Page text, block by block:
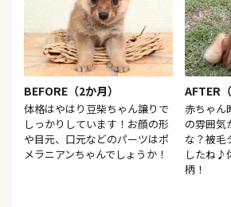
BEFORE（2か月）
体格はやはり豆柴ちゃん譲りで
しっかりしています！お顔の形
や目元、口元などのパーツはポ
メラニアンちゃんでしょうか！
AFTER
赤ちゃん
の雰囲気
な？被毛
したね♪
柄！